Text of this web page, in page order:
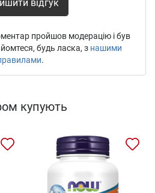
відгук
пройшов модерацію і був
будь ласка, з нашими
.
купують